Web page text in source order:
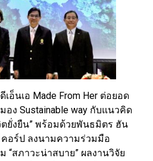
อ็นเอ Made From Her ต่อยอด
อง Sustainable way กับแนวคิด
ตยั่งยืน” พร้อมด้วยพันธมิตร ฮัน
อร์ป ลงนามความร่วมมือ
สภาวะน่าสบาย” ผลงานวิจัย